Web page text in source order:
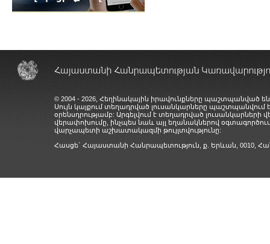
© 2004 - 2026, Հեղինակային իրավունքները պաշտպանված
Սույն կայքում տեղադրված լուսանկարները
օրենսդրությամբ: Արգելվում է տեղադրված
վերափոխումը, ինչպես նաև այլ եղանակներով
վարչապետի աշխատակազմի թույլտվությունը:
Հասցե` Հայաստանի Հանրապետություն, ք. Երևան, 0010,